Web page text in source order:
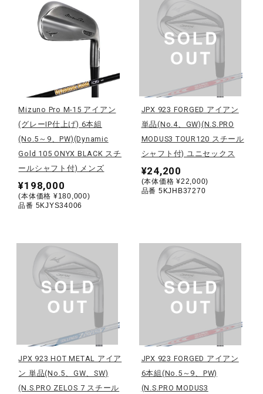
柔道
ウィンタースポーツ
ワーキング
ウォーキングシューズ
ライフスタイルグッズ
寝具／ミズノスリープ
アウトドア／レイン
サポーター
健康／エクササイズ
Mizuno Pro M-15 アイアン
(グレーIP仕上げ) 6本組
(No.5～9、PW)(Dynamic
Gold 105 ONYX BLACK スチ
ールシャフト付) メンズ
¥198,000
(本体価格 ¥180,000)
品番 5KJYS34006
JPX 923 FORGED アイアン
単品(No.4、GW)(N.S.PRO
MODUS3 TOUR120 スチール
シャフト付) ユニセックス
¥24,200
(本体価格 ¥22,000)
品番 5KJHB37270
JPX 923 HOT METAL アイア
ン 単品(No.5、GW、SW)
(N.S.PRO ZELOS 7 スチール
JPX 923 FORGED アイアン
6本組(No.5～9、PW)
(N.S.PRO MODUS3